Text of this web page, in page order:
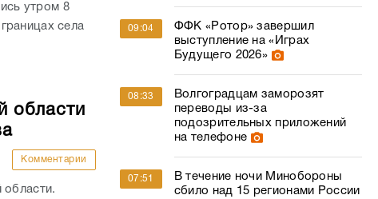
утром 8
села
области
Комментарии
области.
09:04
ФФК «Ротор» завершил
выступление на «Играх
Будущего 2026»
08:33
Волгоградцам заморозят
переводы из-за
подозрительных приложений
на телефоне
07:51
В течение ночи Минобороны
сбило над 15 регионами России